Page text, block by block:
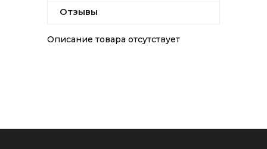
Отзывы
Описание товара отсутствует